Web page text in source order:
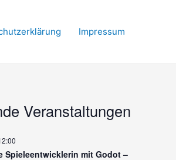
Impressum
Veranstaltungen
Spieleentwicklerin mit Godot –